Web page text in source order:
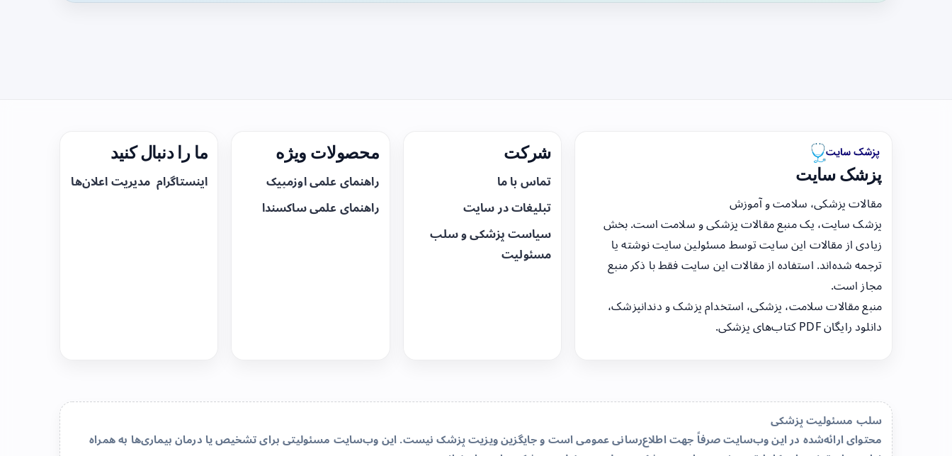
پزشک سایت
مقالات پزشکی، سلامت و آموزش
پزشک سایت، یک منبع مقالات پزشکی و سلامت است. بخش
زیادی از مقالات این سایت توسط مسئولین سایت نوشته یا
ترجمه شده‌اند. استفاده از مقالات این سایت فقط با ذکر منبع
مجاز است.
منبع مقالات سلامت، پزشکی، استخدام پزشک و دندانپزشک،
دانلود رایگان PDF کتاب‌های پزشکی.
شرکت
تماس با ما
تبلیغات در سایت
سیاست پزشکی و سلب
مسئولیت
محصولات ویژه
راهنمای علمی اوزمپیک
راهنمای علمی ساکسندا
ما را دنبال کنید
اینستاگرام مدیریت اعلان‌ها
سلب مسئولیت پزشکی
محتوای ارائه‌شده در این وب‌سایت صرفاً جهت اطلاع‌رسانی عمومی است و جایگزین ویزیت پزشک نیست. این وب‌سایت مسئولیتی برای تشخیص یا درمان بیماری‌ها به همراه